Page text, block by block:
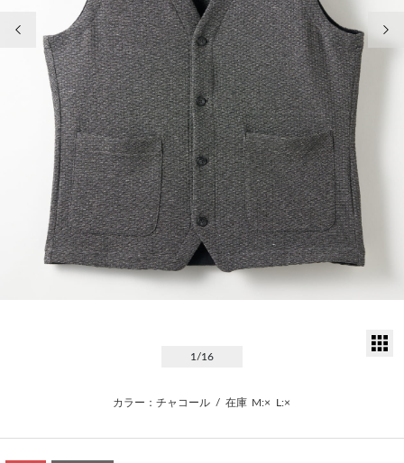
1 /16
カラー：チャコール / 在庫 M:× L:×